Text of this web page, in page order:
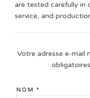
are tested carefully in
service, and
Votre adresse e-mail
NOM *